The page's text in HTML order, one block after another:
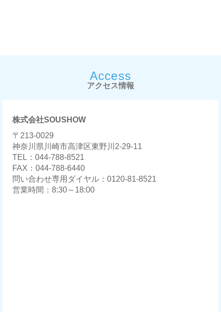
Access
アクセス情報
株式会社SOUSHOW
〒213-0029
神奈川県川崎市高津区東野川2-29-11
TEL：044-788-8521
FAX：044-788-6440
問い合わせ専用ダイヤル：0120-81-8521
営業時間：8:30～18:00